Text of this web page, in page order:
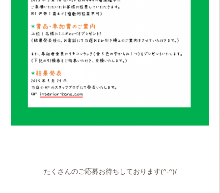
たくさんのご応募お待ちしております(^-^)/